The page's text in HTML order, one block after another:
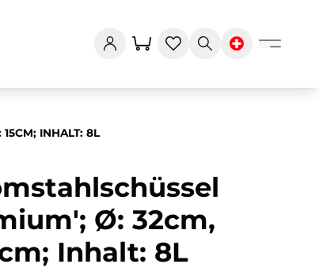
INHALT: 8L
Ø: 32cm,
Inhalt: 8L